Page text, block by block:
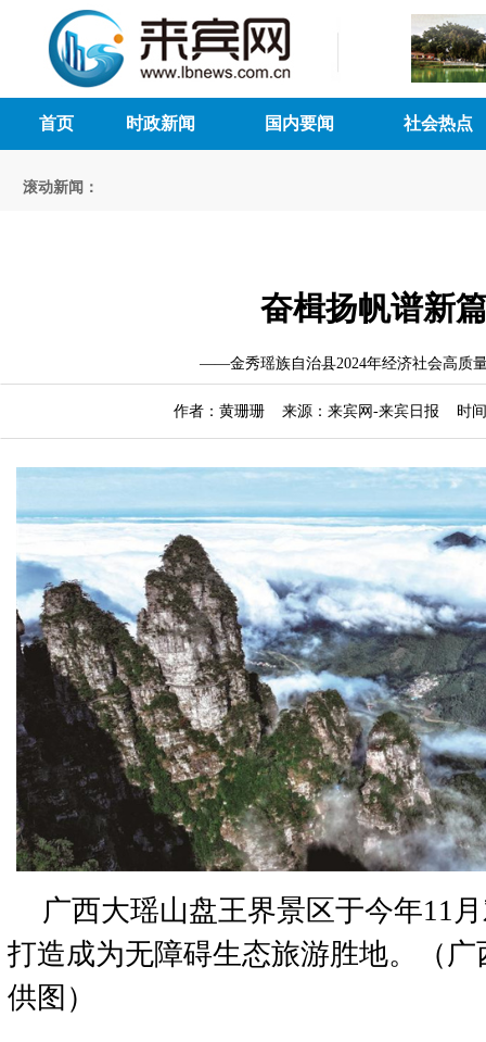
首页 时政新闻 国内要闻 社会热点
滚动新闻：
奋楫扬帆谱新
——金秀瑶族自治县2024年经济社会高质
作者：黄珊珊 来源：来宾网-来宾日报 时间
广西大瑶山盘王界景区于今年11
打造成为无障碍生态旅游胜地。（
供图）